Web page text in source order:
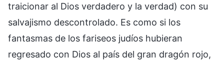
traicionar al Dios verdadero y la verdad) con su
salvajismo descontrolado. Es como si los
fantasmas de los fariseos judíos hubieran
regresado con Dios al país del gran dragón rojo,